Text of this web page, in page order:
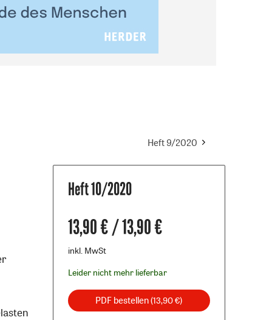
Heft 9/2020
Heft 10/2020
13,90 € / 13,90 €
inkl. MwSt
Leider nicht mehr lieferbar
PDF bestellen(13,90 €)